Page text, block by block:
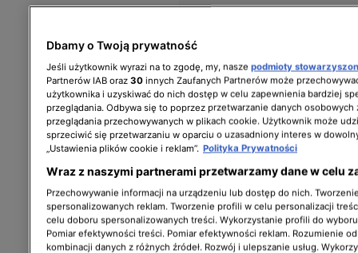
Dbamy o Twoją prywatność
Jeśli użytkownik wyrazi na to zgodę, my, nasze podmioty
Partnerów IAB oraz 30 innych Zaufanych Partnerów może
użytkownika i uzyskiwać do nich dostęp w celu zapewnienia bardziej
przeglądania. Odbywa się to poprzez przetwarzanie danych osobowych
przeglądania przechowywanych w plikach cookie. Użytkownik może
sprzeciwić się przetwarzaniu w oparciu o uzasadniony interes w
„Ustawienia plików cookie i reklam”. Polityka Prywatności
Wraz z naszymi partnerami przetwarzamy dane w celu
Przechowywanie informacji na urządzeniu lub dostęp do nich.
spersonalizowanych reklam. Tworzenie profili w celu personalizacji
celu doboru spersonalizowanych treści. Wykorzystanie profili do
Pomiar efektywności treści. Pomiar efektywności reklam. Rozumienie
kombinacji danych z różnych źródeł. Rozwój i ulepszanie usług.